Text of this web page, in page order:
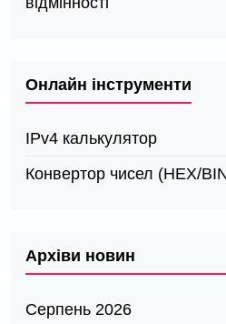
Онлайн інструменти
IPv4 калькулятор
Конвертор чисел (HEX/
Архіви новин
Серпень 2026